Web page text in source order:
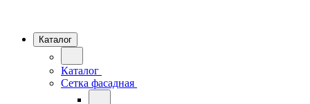
Каталог
Каталог
Сетка фасадная